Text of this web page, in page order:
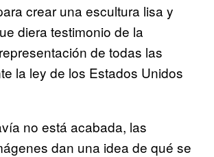
crear una escultura lisa y
diera testimonio de la
de todas las
la ley de los Estados Unidos
no está acabada, las
dan una idea de qué se